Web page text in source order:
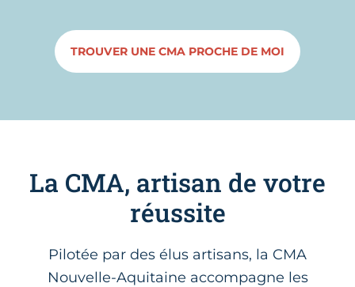
TROUVER UNE CMA PROCHE DE MOI
La CMA, artisan de votre
réussite
Pilotée par des élus artisans, la CMA
Nouvelle-Aquitaine accompagne les